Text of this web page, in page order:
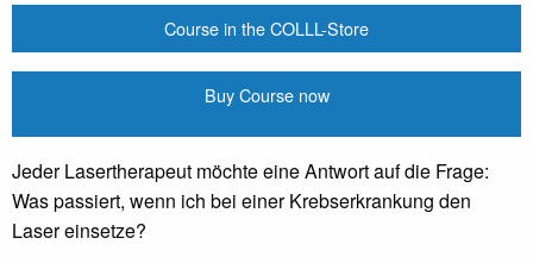
Course in the COLLL-Store
Buy Course now
Jeder Lasertherapeut möchte eine Antwort auf die Frage:
Was passiert, wenn ich bei einer Krebserkrankung den
Laser einsetze?